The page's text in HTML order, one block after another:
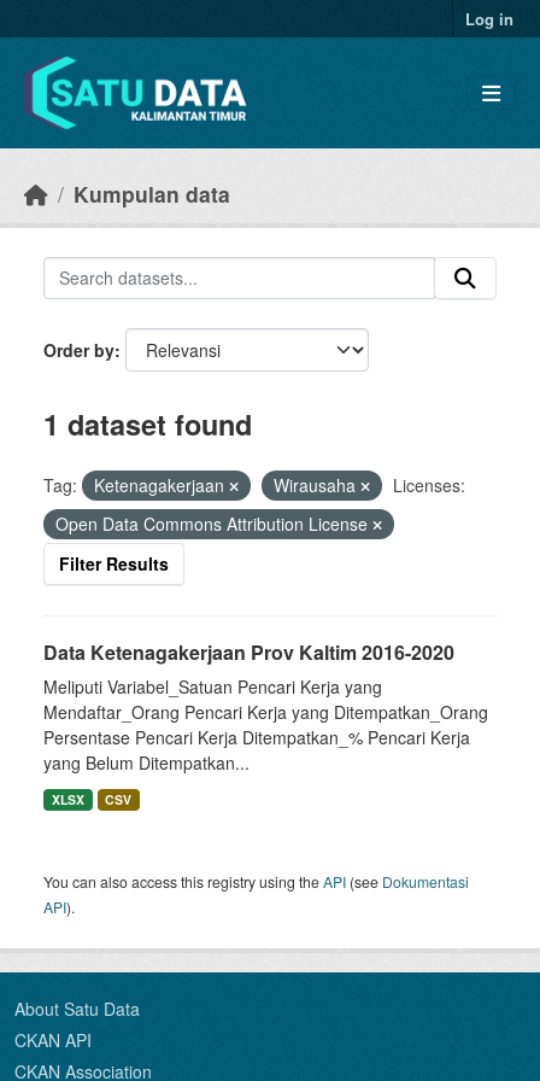
Log in
Kumpulan data
Order by
1 dataset found
Tag: Ketenagakerjaan Wirausaha
Licenses:
Open Data Commons Attribution License
Filter Results
Data Ketenagakerjaan Prov Kaltim 2016-2020
Meliputi Variabel_Satuan Pencari Kerja yang
Mendaftar_Orang Pencari Kerja yang Ditempatkan_Orang
Persentase Pencari Kerja Ditempatkan_% Pencari Kerja
yang Belum Ditempatkan...
XLSX CSV
You can also access this registry using theAPI (see Dokumentasi
API).
About Satu Data
CKAN API
CKAN Association